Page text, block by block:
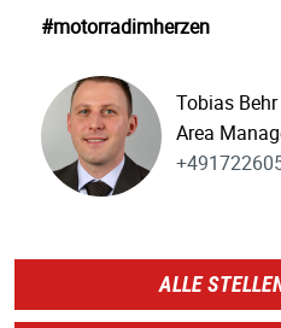
#motorradimherzen
Tobias Behr
Area
ALLE